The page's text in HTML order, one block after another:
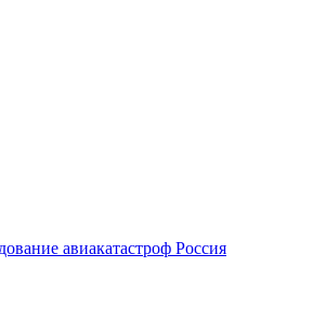
авиакатастроф Россия